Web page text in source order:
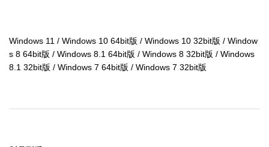
Windows 11 / Windows 10 64bit版 / Windows 10 32bit版 / Window
s 8 64bit版 / Windows 8.1 64bit版 / Windows 8 32bit版 / Windows
8.1 32bit版 / Windows 7 64bit版 / Windows 7 32bit版